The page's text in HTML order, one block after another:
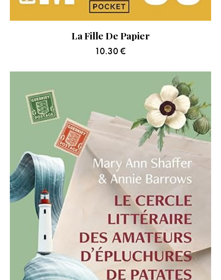
La Fille De Papier
10.30 €